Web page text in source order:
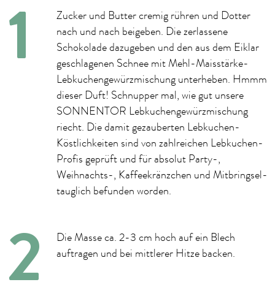
Zucker und Butter cremig rühren und Dotter
nach und nach beigeben. Die zerlassene
Schokolade dazugeben und den aus dem Eiklar
geschlagenen Schnee mit Mehl-Maisstärke-
Lebkuchengewürzmischung unterheben. Hmmm
dieser Duft! Schnupper mal, wie gut unsere
SONNENTOR Lebkuchengewürzmischung
riecht. Die damit gezauberten Lebkuchen-
Köstlichkeiten sind von zahlreichen Lebkuchen-
Profis geprüft und für absolut Party-,
Weihnachts-, Kaffeekränzchen und Mitbringsel-
tauglich befunden worden.
Die Masse ca. 2-3 cm hoch auf ein Blech
auftragen und bei mittlerer Hitze backen.